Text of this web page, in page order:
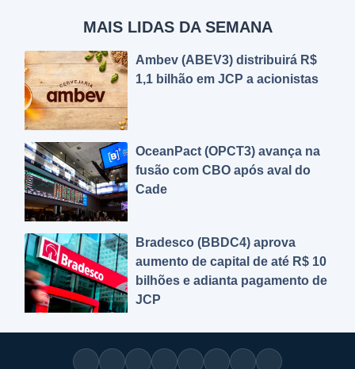
MAIS LIDAS DA SEMANA
Ambev (ABEV3) distribuirá R$
1,1 bilhão em JCP a acionistas
OceanPact (OPCT3) avança na
fusão com CBO após aval do
Cade
Bradesco (BBDC4) aprova
aumento de capital de até R$ 10
bilhões e adianta pagamento de
JCP